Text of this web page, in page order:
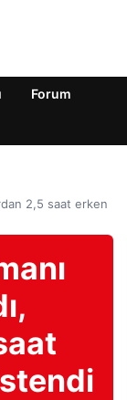
Forum
2,5 saat erken